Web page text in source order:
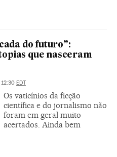
do futuro”:
que nasceram
EDT
Os vaticínios da ficção
científica e do jornalismo não
foram em geral muito
acertados. Ainda bem